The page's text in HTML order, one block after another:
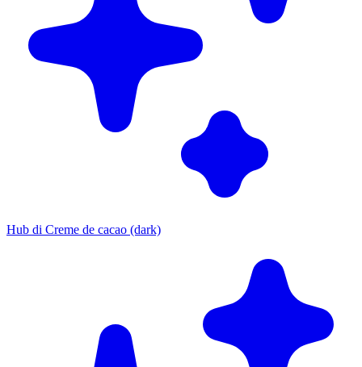
Hub di Creme de cacao (dark)